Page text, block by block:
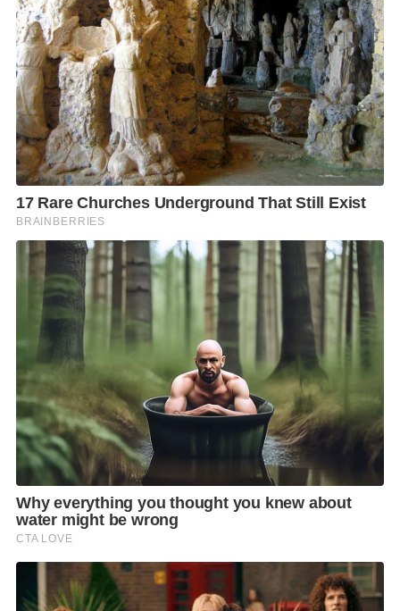
​รมว.ทส. เน้นย้ำว่า การพัฒนาพื้นที่นี้จะมุ่งเน้นความสมดุล
ระหว่างการท่องเที่ยวกับการอนุรักษ์ โดยจะไม่มีการ
ก่อสร้างสิ่งปลูกสร้างถาวรขนาดใหญ่ที่รบกวนธรรมชาติ
แต่จะใช้การปรับปรุงภูมิทัศน์ที่สอดคล้องกับสภาพป่าเดิม
เลือกใช้วัสดุที่เป็นมิตรต่อสิ่งแวดล้อม และกำหนดพื้นที่
การใช้งานที่ชัดเจนเพื่อไม่ให้เกิดการขยายตัวกระทบต่อ
ระบบนิเวศโดยรอบ ทั้งนี้ เพื่อให้ผืนป่าที่ทวงคืนมาได้กลับ
มาทำหน้าที่เป็นแหล่งต้นน้ำและที่อยู่อาศัยของสัตว์ป่าได้
อย่างสมบูรณ์เช่นเดิม
​สำหรับการเปิดให้ประชาชนเข้าไปท่องเที่ยว จะดำเนิน
การภายใต้มาตรการที่รัดกุม คือ​ จะมีการจัดตั้งจุดประสาน
งานเพื่อคอยให้ข้อมูลและดูแลความปลอดภัยตลอดเวลา​
เพิ่มกำลังเจ้าหน้าที่สายตรวจอุทยานฯ ผสานความร่วมมือ
กับตำรวจท้องที่ เพื่อดูแลความสงบเรียบร้อย​ กำหนดเขต
เส้นทางเดินศึกษาธรรมชาติและจุดถ่ายภาพที่ปลอดภัย มี
การจัดทำป้ายสัญลักษณ์แจ้งเตือนที่ชัดเจน เพื่อป้องกัน
อุบัติเหตุและการพลัดหลงของนักท่องเที่ยว
​”การเปลี่ยนพื้นที่บุกรุกให้เป็นแหล่งท่องเที่ยวทาง
ธรรมชาติ จะต้องทำอย่างรอบคอบตามระเบียบปฏิบัติ
เพื่อให้ประชาชนมั่นใจได้ว่านี่คือพื้นที่ของทุกคนที่
ปลอดภัย มีระเบียบ และสวยงามอย่างยั่งยืน” นายสุชาติ
กล่าวทิ้งท้าย.